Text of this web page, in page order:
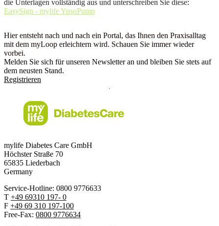
die Unterlagen vollständig aus und unterschreiben Sie diese:
EasySign - mylife YpsoPump
Hier entsteht nach und nach ein Portal, das Ihnen den Praxisalltag
mit dem myLoop erleichtern wird. Schauen Sie immer wieder
vorbei.
Melden Sie sich für unseren Newsletter an und bleiben Sie stets auf
dem neusten Stand.
Registrieren
mylife Diabetes Care GmbH
Höchster Straße 70
65835 Liederbach
Germany
Service-Hotline: 0800 9776633
T +49 69310 197- 0
F +49 69 310 197-100
Free-Fax: 0800 9776634